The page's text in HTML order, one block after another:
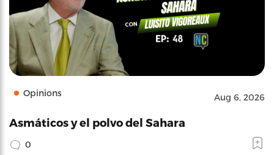
Opinions Aug 6, 2026
Asmáticos y el polvo del Sahara
0